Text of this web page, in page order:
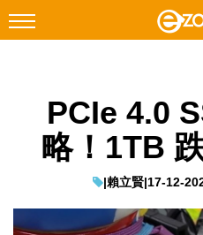
Facebook Instagram
科技焦點
遊戲動漫
PCIe 4.0
略！1TB
|賴立賢|17-12-